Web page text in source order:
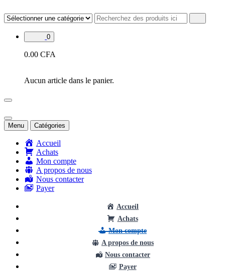
au
contenu
0
0.00 CFA
Aucun article dans le panier.
Menu Catégories
Accueil
Achats
Mon compte
A propos de nous
Nous contacter
Payer
Accueil
Achats
Mon compte
A propos de nous
Nous contacter
Payer